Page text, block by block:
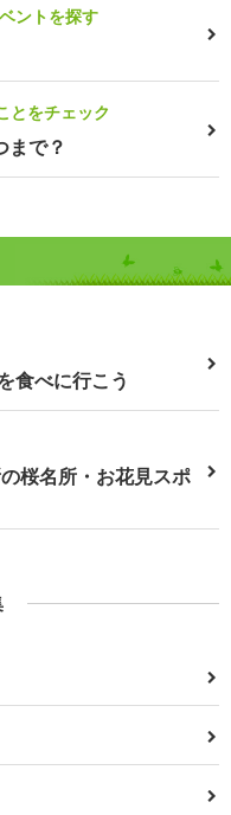
ントを探す
とをチェック
まで？
食べに行こう
桜名所・お花見スポ